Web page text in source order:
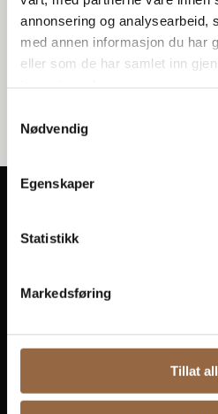
annonsering og analysearbeid,
med annen informasjon du har
eller som de har samlet inn
Nødvendig
Egenskaper
Statistikk
Markedsføring
Tillat
Otto K. Blix Hulbak
+47 93 03 11 02